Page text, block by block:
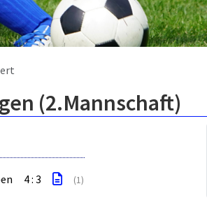
(2.Mannschaft)
4 : 3 (1)